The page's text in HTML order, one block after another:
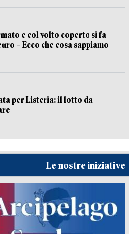
e col volto coperto si fa
– Ecco che cosa sappiamo
per Listeria: il lotto da
Le nostre iniziative